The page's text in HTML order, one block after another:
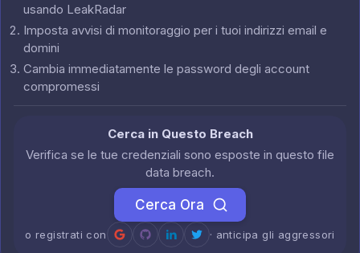
usando LeakRadar
Imposta avvisi di monitoraggio per i tuoi indirizzi email e
domini
Cambia immediatamente le password degli account
compromessi
Cerca in Questo Breach
Verifica se le tue credenziali sono esposte in questo file
data breach.
Cerca Ora
o registrati con · anticipa gli aggressori